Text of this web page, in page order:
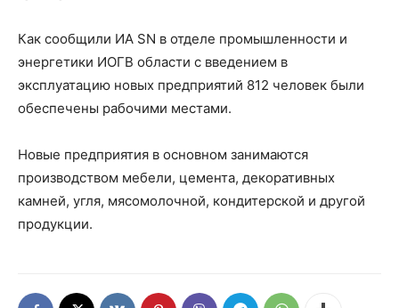
Как сообщили ИА SN в отделе промышленности и
энергетики ИОГВ области с введением в
эксплуатацию новых предприятий 812 человек были
обеспечены рабочими местами.
Новые предприятия в основном занимаются
производством мебели, цемента, декоративных
камней, угля, мясомолочной, кондитерской и другой
продукции.